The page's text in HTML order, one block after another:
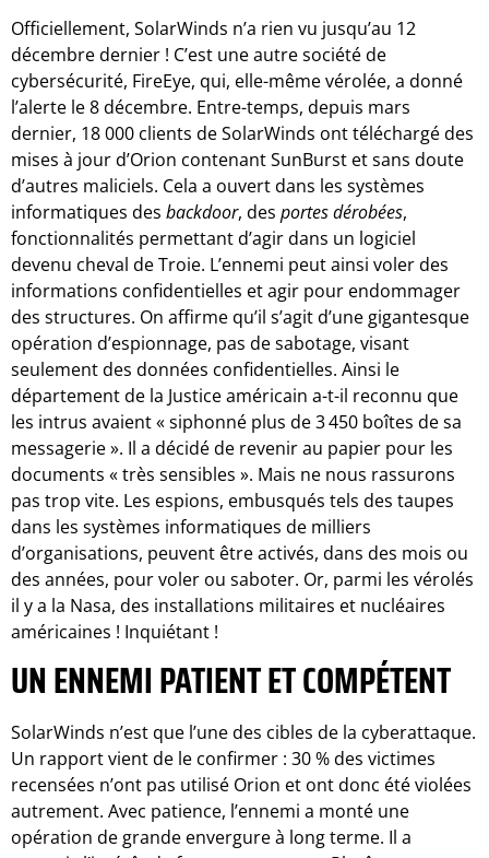
Officiellement, SolarWinds n’a rien vu jusqu’au 12
décembre dernier ! C’est une autre société de
cybersécurité, FireEye, qui, elle-même vérolée, a donné
l’alerte le 8 décembre. Entre-temps, depuis mars
dernier, 18 000 clients de SolarWinds ont téléchargé des
mises à jour d’Orion contenant SunBurst et sans doute
d’autres maliciels. Cela a ouvert dans les systèmes
informatiques des backdoor, des portes dérobées,
fonctionnalités permettant d’agir dans un logiciel
devenu cheval de Troie. L’ennemi peut ainsi voler des
informations confidentielles et agir pour endommager
des structures. On affirme qu’il s’agit d’une gigantesque
opération d’espionnage, pas de sabotage, visant
seulement des données confidentielles. Ainsi le
département de la Justice américain a-t-il reconnu que
les intrus avaient « siphonné plus de 3 450 boîtes de sa
messagerie ». Il a décidé de revenir au papier pour les
documents « très sensibles ». Mais ne nous rassurons
pas trop vite. Les espions, embusqués tels des taupes
dans les systèmes informatiques de milliers
d’organisations, peuvent être activés, dans des mois ou
des années, pour voler ou saboter. Or, parmi les vérolés
il y a la Nasa, des installations militaires et nucléaires
américaines ! Inquiétant !
UN ENNEMI PATIENT ET COMPÉTENT
SolarWinds n’est que l’une des cibles de la cyberattaque.
Un rapport vient de le confirmer : 30 % des victimes
recensées n’ont pas utilisé Orion et ont donc été violées
autrement. Avec patience, l’ennemi a monté une
opération de grande envergure à long terme. Il a